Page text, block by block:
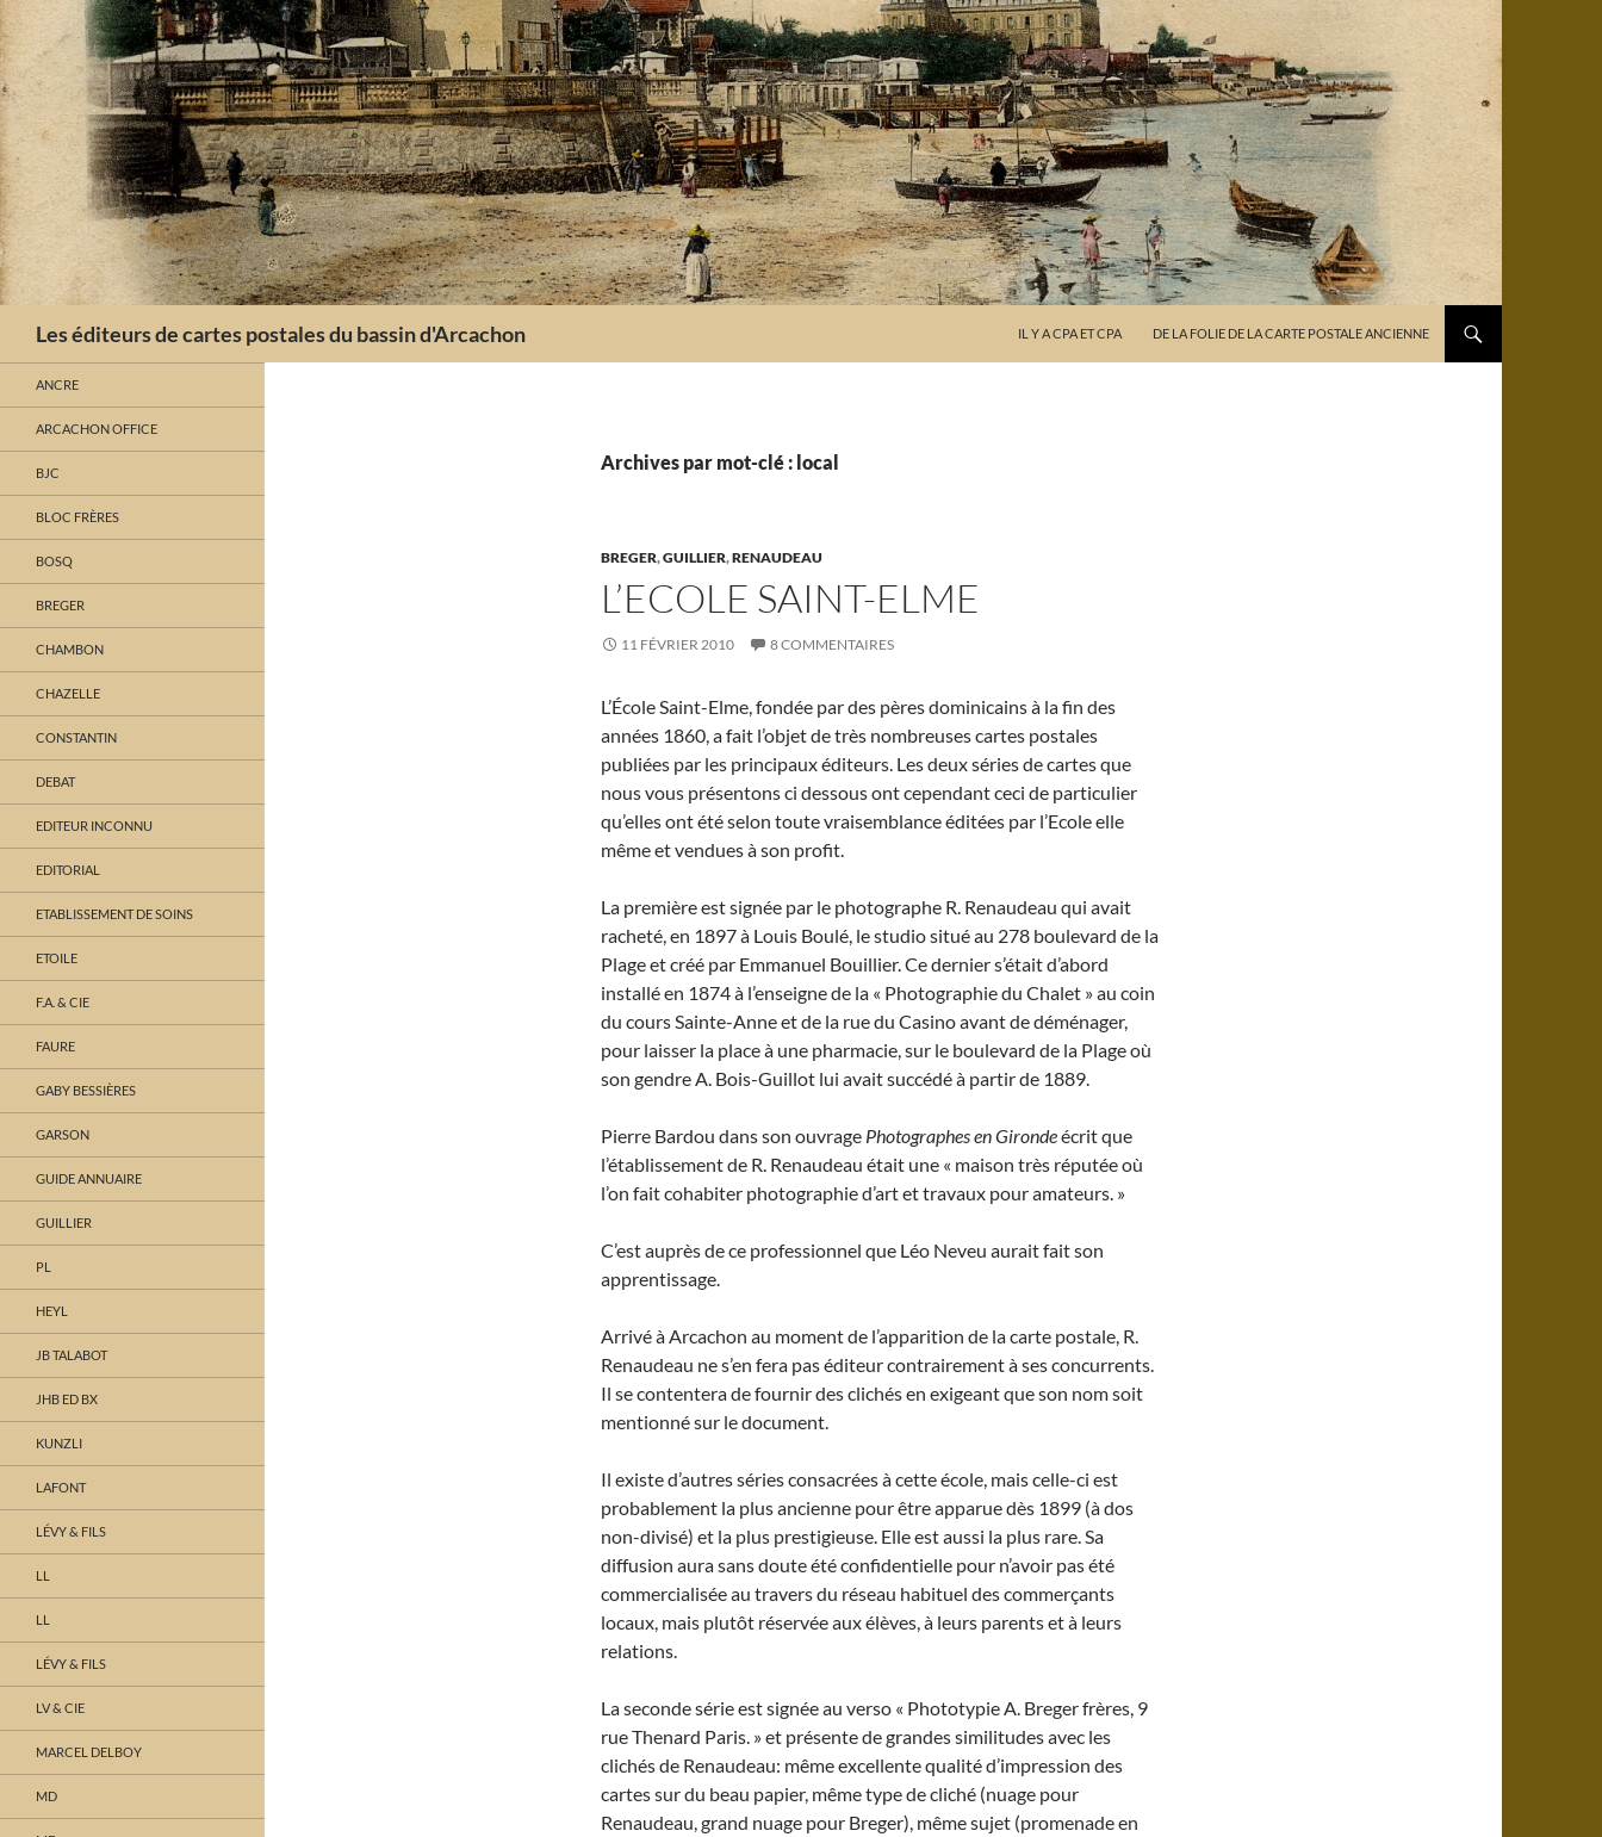
Aller
au
contenu
Les éditeurs de cartes postales du bassin d'Arcachon IL Y A CPA ET CPA DE LA FOLIE DE LA CARTE POSTALE ANCIENNE
Archives par mot-clé : local
BREGER,GUILLIER,RENAUDEAU
L’ECOLE SAINT-ELME
11 FÉVRIER 2010 8 COMMENTAIRES
L’École Saint-Elme, fondée par des pères dominicains à la fin des
années 1860, a fait l’objet de très nombreuses cartes postales
publiées par les principaux éditeurs. Les deux séries de cartes que
nous vous présentons ci dessous ont cependant ceci de particulier
qu’elles ont été selon toute vraisemblance éditées par l’Ecole elle
même et vendues à son profit.
La première est signée par le photographe R. Renaudeau qui avait
racheté, en 1897 à Louis Boulé, le studio situé au 278 boulevard de la
Plage et créé par Emmanuel Bouillier. Ce dernier s’était d’abord
installé en 1874 à l’enseigne de la « Photographie du Chalet » au coin
du cours Sainte-Anne et de la rue du Casino avant de déménager,
pour laisser la place à une pharmacie, sur le boulevard de la Plage où
son gendre A. Bois-Guillot lui avait succédé à partir de 1889.
Pierre Bardou dans son ouvrage Photographes en Girondeécrit que
l’établissement de R. Renaudeau était une « maison très réputée où
l’on fait cohabiter photographie d’art et travaux pour amateurs. »
C’est auprès de ce professionnel que Léo Neveu aurait fait son
apprentissage.
Arrivé à Arcachon au moment de l’apparition de la carte postale, R.
Renaudeau ne s’en fera pas éditeur contrairement à ses concurrents.
Il se contentera de fournir des clichés en exigeant que son nom soit
mentionné sur le document.
Il existe d’autres séries consacrées à cette école, mais celle-ci est
probablement la plus ancienne pour être apparue dès 1899 (à dos
non-divisé) et la plus prestigieuse. Elle est aussi la plus rare. Sa
diffusion aura sans doute été confidentielle pour n’avoir pas été
commercialisée au travers du réseau habituel des commerçants
locaux, mais plutôt réservée aux élèves, à leurs parents et à leurs
relations.
La seconde série est signée au verso « Phototypie A. Breger frères, 9
rue Thenard Paris. » et présente de grandes similitudes avec les
clichés de Renaudeau: même excellente qualité d’impression des
cartes sur du beau papier, même type de cliché (nuage pour
Renaudeau, grand nuage pour Breger), même sujet (promenade en
ANCRE
ARCACHON OFFICE
BJC
BLOC FRÈRES
BOSQ
BREGER
CHAMBON
CHAZELLE
CONSTANTIN
DEBAT
EDITEUR INCONNU
EDITORIAL
ETABLISSEMENT DE SOINS
ETOILE
F.A. & CIE
FAURE
GABY BESSIÈRES
GARSON
GUIDE ANNUAIRE
GUILLIER
PL
HEYL
JB TALABOT
JHB ED BX
KUNZLI
LAFONT
LÉVY & FILS
LL
LL
LÉVY & FILS
LV & CIE
MARCEL DELBOY
MD